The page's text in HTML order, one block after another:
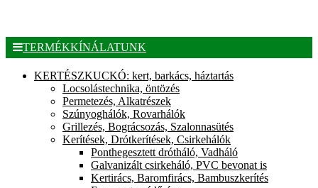
TERMÉKKÍNÁLATUNK
KERTÉSZKUCKÓ: kert, barkács, háztartás
Locsolástechnika, öntözés
Permetezés, Alkatrészek
Szúnyoghálók, Rovarhálók
Grillezés, Bográcsozás, Szalonnasütés
Kerítések, Drótkerítések, Csirkehálók
Ponthegesztett drótháló, Vadháló
Galvanizált csirkeháló, PVC bevonat is
Kertirács, Baromfirács, Bambuszkerítés